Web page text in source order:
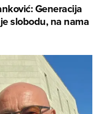
Generacija
slobodu, na nama